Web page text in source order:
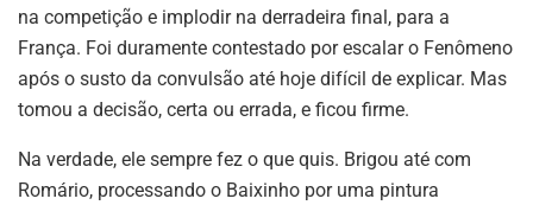
na competição e implodir na derradeira final, para a
França. Foi duramente contestado por escalar o Fenômeno
após o susto da convulsão até hoje difícil de explicar. Mas
tomou a decisão, certa ou errada, e ficou firme.
Na verdade, ele sempre fez o que quis. Brigou até com
Romário, processando o Baixinho por uma pintura